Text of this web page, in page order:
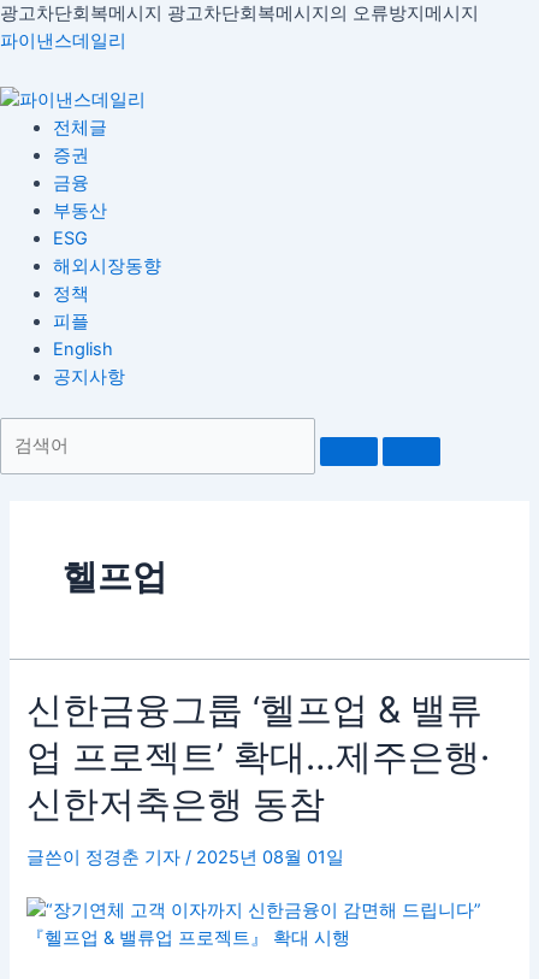
광고차단회복메시지 광고차단회복메시지의 오류방지메시지
파이낸스데일리
Menu
전체글
증권
금융
부동산
ESG
해외시장동향
정책
피플
English
공지사항
헬프업
신한금융그룹 ‘헬프업 & 밸류
업 프로젝트’ 확대…제주은행·
신한저축은행 동참
글쓴이 정경춘 기자/ 2025년 08월 01일
신
한
금
융
그
‘헬
프
업